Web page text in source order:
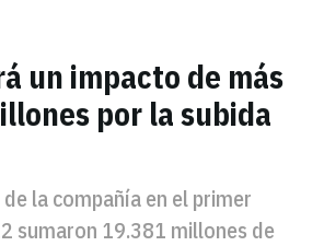
un impacto de más
por la subida
la compañía en el primer
sumaron 19.381 millones de